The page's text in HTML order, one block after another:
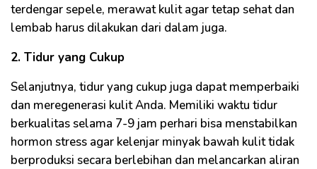
terdengar sepele, merawat kulit agar tetap sehat dan
lembab harus dilakukan dari dalam juga.
2. Tidur yang Cukup
Selanjutnya, tidur yang cukup juga dapat memperbaiki
dan meregenerasi kulit Anda. Memiliki waktu tidur
berkualitas selama 7-9 jam perhari bisa menstabilkan
hormon stress agar kelenjar minyak bawah kulit tidak
berproduksi secara berlebihan dan melancarkan aliran